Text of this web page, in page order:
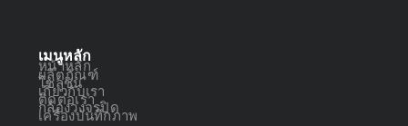
เมนูหลัก
หน้าหลัก
ผลิตภัณฑ์
โซลูชัน
เกี่ยวกับเรา
ติดต่อเรา
กล้องวงจรปิด
เครื่องบันทึกภาพ